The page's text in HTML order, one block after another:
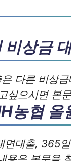
비상금
다른 비상
싶으시면 본
농협 올
면대출, 365